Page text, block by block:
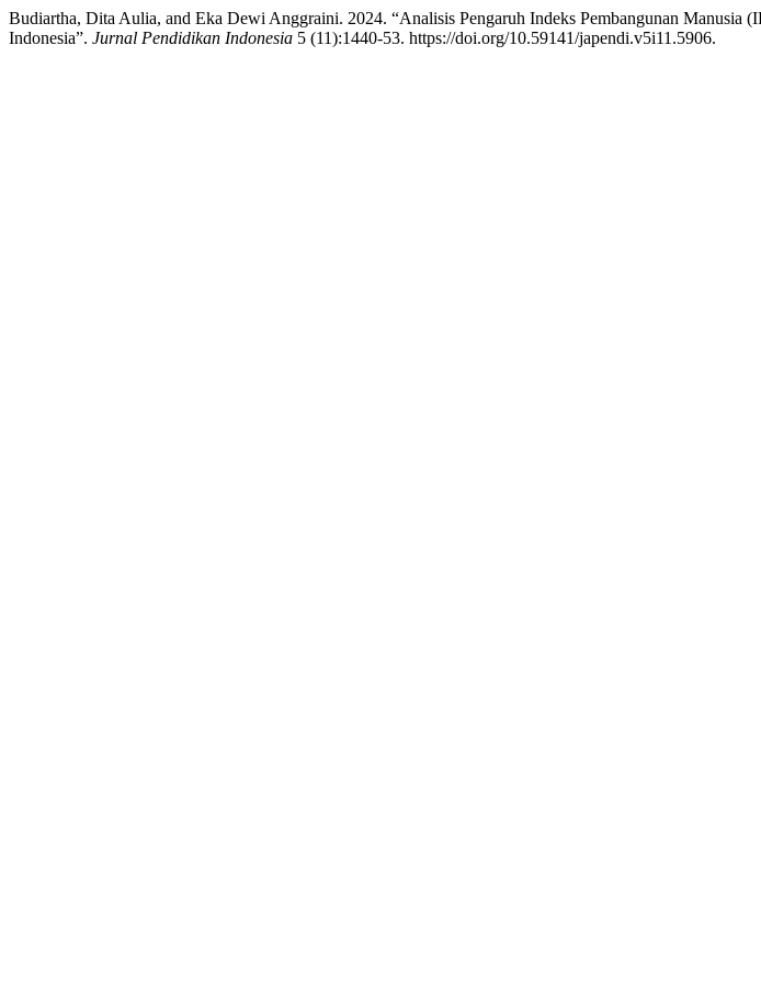
Budiartha, Dita Aulia, and Eka Dewi Anggraini. 2024. “Analisis Pengaruh Indeks Pembangunan
Indonesia”. Jurnal Pendidikan Indonesia 5 (11):1440-53. https://doi.org/10.59141/japendi.v5i11.5906.